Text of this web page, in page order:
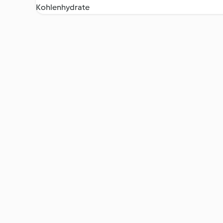
Kohlenhydrate